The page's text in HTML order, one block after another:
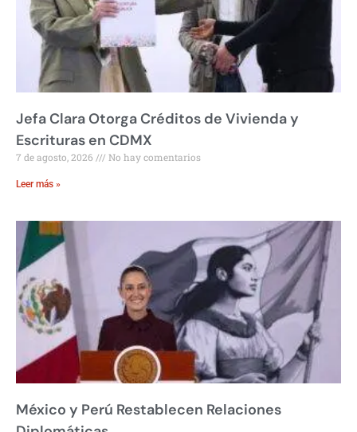
Jefa Clara Otorga Créditos de Vivienda y
Escrituras en CDMX
7 de agosto, 2026 No hay comentarios
Leer más »
México y Perú Restablecen Relaciones